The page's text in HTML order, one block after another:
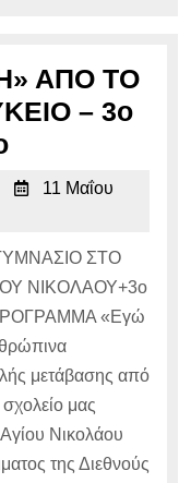
ΑΠΟ ΤΟ
– 3ο
ΟΜΑΛΗ
ΜΕΤΑΒΑΣΗ»
ΓΥΜΝΑΣΙΟ
ΣΤΟ
ΛΥΚΕΙΟ
–
3ο
Γυμνάσιο
11 Μαΐου
ΣΤΟ
ΝΙΚΟΛΑΟΥ+3ο
«Εγώ
μετάβασης από
μας
Νικολάου
της Διεθνούς